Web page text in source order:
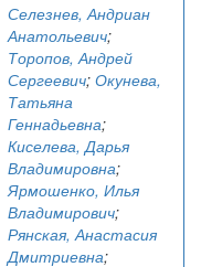
Селезнев, Андриан
Анатольевич;
Торопов, Андрей
Сергеевич; Окунева,
Татьяна
Геннадьевна;
Киселева, Дарья
Владимировна;
Ярмошенко, Илья
Владимирович;
Рянская, Анастасия
Дмитриевна;